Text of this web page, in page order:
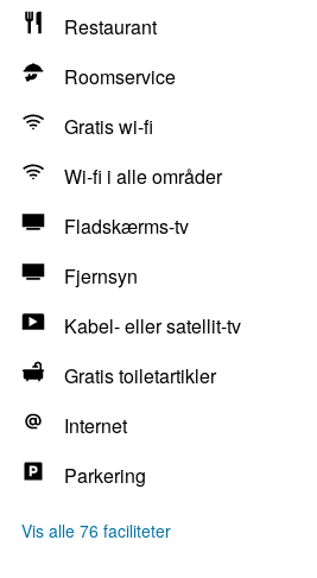
Restaurant
Roomservice
Gratis wi-fi
Wi-fi i alle områder
Fladskærms-tv
Fjernsyn
Kabel- eller satellit-tv
Gratis toiletartikler
Internet
Parkering
Vis alle 76 faciliteter